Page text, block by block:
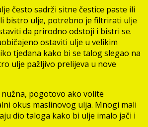
često sadrži sitne čestice paste ili
bistro ulje, potrebno je filtrirati ulje
da prirodno odstoji i bistri se.
ostaviti ulje u velikim
tjedana kako bi se talog slegao na
ulje pažljivo prelijeva u nove
pogotovo ako volite
okus maslinovog ulja. Mnogi mali
dio taloga kako bi ulje imalo jači i